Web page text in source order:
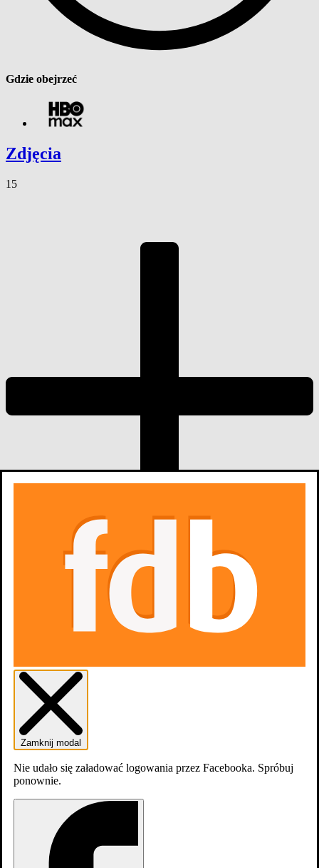
Gdzie obejrzeć
Zdjęcia
15
Zamknij modal
Nie udało się załadować logowania przez Facebooka. Spróbuj
ponownie.